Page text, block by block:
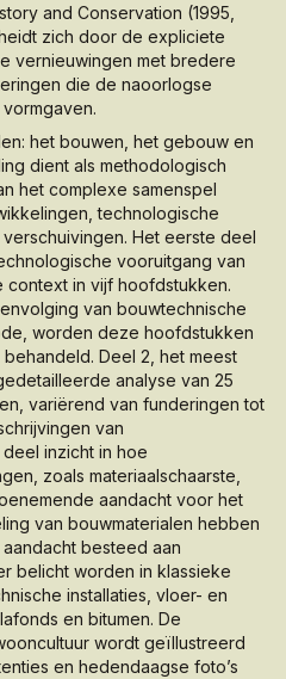
and Conservation (1995,
zich door de expliciete
vernieuwingen met bredere
die de naoorlogse
het bouwen, het gebouw en
dient als methodologisch
het complexe samenspel
technologische
Het eerste deel
vooruitgang van
context in vijf hoofdstukken.
van bouwtechnische
worden deze hoofdstukken
Deel 2, het meest
analyse van 25
variërend van funderingen tot
van
inzicht in hoe
zoals materiaalschaarste,
aandacht voor het
van bouwmaterialen hebben
besteed aan
belicht worden in klassieke
installaties, vloer- en
en bitumen. De
wordt geïllustreerd
en hedendaagse foto’s